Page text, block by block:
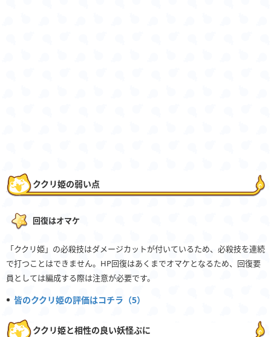
ククリ姫の弱い点
回復はオマケ
「ククリ姫」の必殺技はダメージカットが付いているため、必殺技を連続
で打つことはできません。HP回復はあくまでオマケとなるため、回復要
員としては編成する際は注意が必要です。
皆のククリ姫の評価はコチラ（5）
ククリ姫と相性の良い妖怪ぷに